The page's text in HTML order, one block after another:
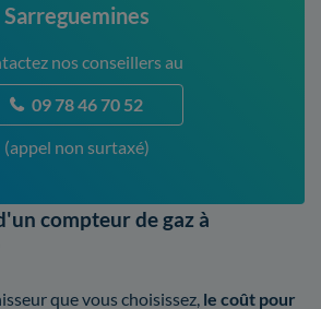
Sarreguemines
nos conseillers au
09 78 46 70 52
(appel non surtaxé)
compteur de gaz à
que vous choisissez, le coût pour